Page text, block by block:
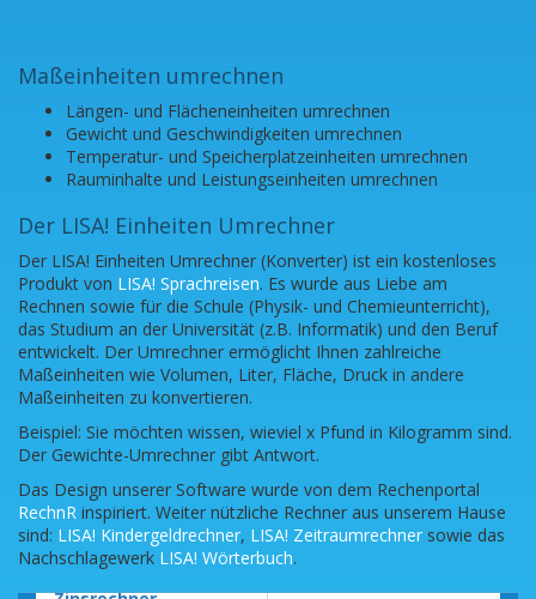
Maßeinheiten umrechnen
Längen- und Flächeneinheiten umrechnen
Gewicht und Geschwindigkeiten umrechnen
Temperatur- und Speicherplatzeinheiten umrechnen
Rauminhalte und Leistungseinheiten umrechnen
Der LISA! Einheiten Umrechner
Der LISA! Einheiten Umrechner (Konverter) ist ein kostenloses
Produkt von LISA! Sprachreisen. Es wurde aus Liebe am
Rechnen sowie für die Schule (Physik- und Chemieunterricht),
das Studium an der Universität (z.B. Informatik) und den Beruf
entwickelt. Der Umrechner ermöglicht Ihnen zahlreiche
Maßeinheiten wie Volumen, Liter, Fläche, Druck in andere
Maßeinheiten zu konvertieren.
Beispiel: Sie möchten wissen, wieviel x Pfund in Kilogramm sind.
Der Gewichte-Umrechner gibt Antwort.
Das Design unserer Software wurde von dem Rechenportal
RechnR inspiriert. Weiter nützliche Rechner aus unserem Hause
sind: LISA! Kindergeldrechner, LISA! Zeitraumrechner sowie das
Nachschlagewerk LISA! Wörterbuch.